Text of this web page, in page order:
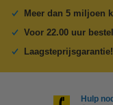
Meer dan 5 miljoen
Voor 22.00 uur
Laagsteprijsgarantie!
Hulp